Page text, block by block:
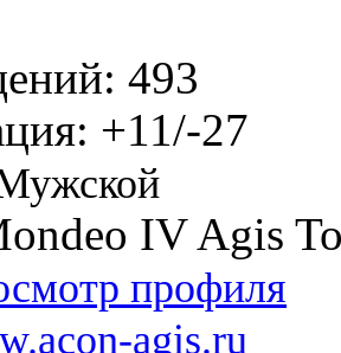
493
+11/-27
IV Agis